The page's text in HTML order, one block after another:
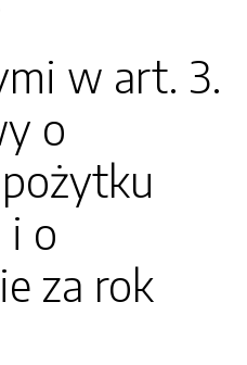
w art. 3.
o
i o
za rok